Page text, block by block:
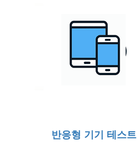
반응형 기기 테스트